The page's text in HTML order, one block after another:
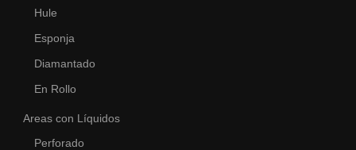
Hule
Esponja
Diamantado
En Rollo
Areas con Líquidos
Perforado